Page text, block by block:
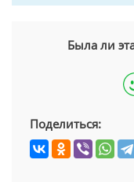
Была ли
Поделиться: